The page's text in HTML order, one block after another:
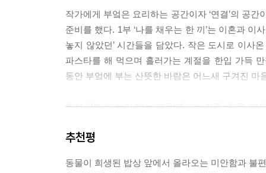
는 계절 속으로 한 걸음씩, 한 입씩 행복해지세요.
--- p.89
닭은 지구상의 모든 새를 합친 것보다 많이 태어
장에서 길러진 닭의 뼈가 지구를 뒤덮습니다. 닭
--- pp.113~114
작가에게 부엌은 요리하는 공간이자 ‘연결’의 공
준비를 했다. 1부 ‘나를 채우는 한 끼’는 이혼과
놓지 않았던’ 시간들을 담았다. 작은 도시로 이사
파스타를 해 먹으며 흘러가는 계절을 한입 가득
동안 부엌에 부는 산뜻한 바람은 어느새 구겨진 마
한편, 2부 ‘나누어 먹는 마음’에서는 가족, 친구,
재료를 선택하는 작은 변화로 모두가 편히 즐길
추천평
동물이 희생된 밥상 앞에서 올라오는 미안함과 불